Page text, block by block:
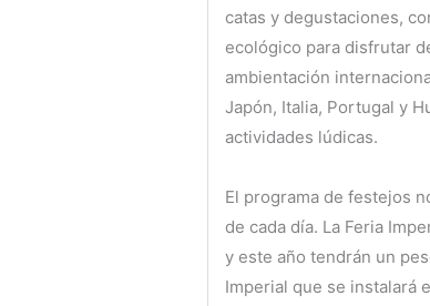
catas y degustaciones,
ecológico para disfrutar
ambientación
Japón, Italia, Portugal y
actividades lúdicas.
El programa de festejos
de cada día. La Feria
y este año tendrán un
Imperial que se instalará